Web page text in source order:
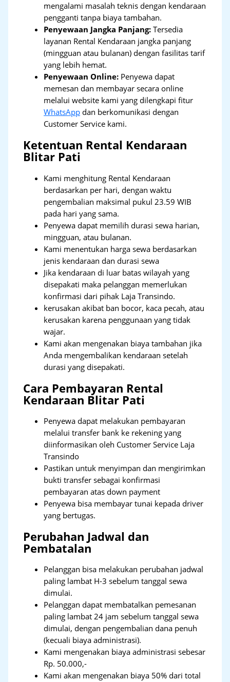
mengalami masalah teknis dengan kendaraan
pengganti tanpa biaya tambahan.
Penyewaan Jangka Panjang: Tersedia
layanan Rental Kendaraan jangka panjang
(mingguan atau bulanan) dengan fasilitas tarif
yang lebih hemat.
Penyewaan Online: Penyewa dapat
memesan dan membayar secara online
melalui website kami yang dilengkapi fitur
WhatsApp dan berkomunikasi dengan
Customer Service kami.
Ketentuan Rental Kendaraan
Blitar Pati
Kami menghitung Rental Kendaraan
berdasarkan per hari, dengan waktu
pengembalian maksimal pukul 23.59 WIB
pada hari yang sama.
Penyewa dapat memilih durasi sewa harian,
mingguan, atau bulanan.
Kami menentukan harga sewa berdasarkan
jenis kendaraan dan durasi sewa
Jika kendaraan di luar batas wilayah yang
disepakati maka pelanggan memerlukan
konfirmasi dari pihak Laja Transindo.
kerusakan akibat ban bocor, kaca pecah, atau
kerusakan karena penggunaan yang tidak
wajar.
Kami akan mengenakan biaya tambahan jika
Anda mengembalikan kendaraan setelah
durasi yang disepakati.
Cara Pembayaran Rental
Kendaraan Blitar Pati
Penyewa dapat melakukan pembayaran
melalui transfer bank ke rekening yang
diinformasikan oleh Customer Service Laja
Transindo
Pastikan untuk menyimpan dan mengirimkan
bukti transfer sebagai konfirmasi
pembayaran atas down payment
Penyewa bisa membayar tunai kepada driver
yang bertugas.
Perubahan Jadwal dan
Pembatalan
Pelanggan bisa melakukan perubahan jadwal
paling lambat H-3 sebelum tanggal sewa
dimulai.
Pelanggan dapat membatalkan pemesanan
paling lambat 24 jam sebelum tanggal sewa
dimulai, dengan pengembalian dana penuh
(kecuali biaya administrasi).
Kami mengenakan biaya administrasi sebesar
Rp. 50.000,-
Kami akan mengenakan biaya 50% dari total